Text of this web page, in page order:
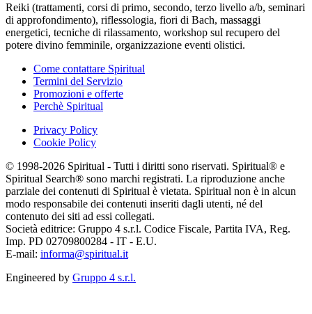
Reiki (trattamenti, corsi di primo, secondo, terzo livello a/b, seminari
di approfondimento), riflessologia, fiori di Bach, massaggi
energetici, tecniche di rilassamento, workshop sul recupero del
potere divino femminile, organizzazione eventi olistici.
Come contattare Spiritual
Termini del Servizio
Promozioni e offerte
Perchè Spiritual
Privacy Policy
Cookie Policy
© 1998-2026 Spiritual - Tutti i diritti sono riservati. Spiritual® e
Spiritual Search® sono marchi registrati. La riproduzione anche
parziale dei contenuti di Spiritual è vietata. Spiritual non è in alcun
modo responsabile dei contenuti inseriti dagli utenti, né del
contenuto dei siti ad essi collegati.
Società editrice: Gruppo 4 s.r.l. Codice Fiscale, Partita IVA, Reg.
Imp. PD 02709800284 - IT - E.U.
E-mail: informa@spiritual.it
Engineered by Gruppo 4 s.r.l.